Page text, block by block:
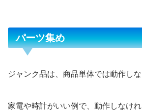
パーツ集め
ジャンク品は、商品単体では動作しな
家電や時計がいい例で、動作しなけ